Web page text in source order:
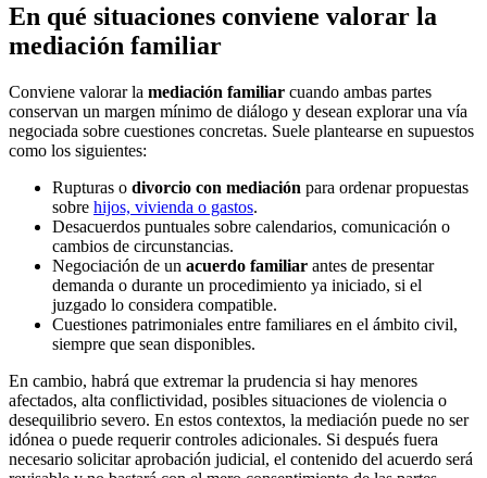
En qué situaciones conviene valorar la
mediación familiar
Conviene valorar la mediación familiar cuando ambas partes
conservan un margen mínimo de diálogo y desean explorar una vía
negociada sobre cuestiones concretas. Suele plantearse en supuestos
como los siguientes:
Rupturas o divorcio con mediación para ordenar propuestas
sobre hijos, vivienda o gastos.
Desacuerdos puntuales sobre calendarios, comunicación o
cambios de circunstancias.
Negociación de un acuerdo familiar antes de presentar
demanda o durante un procedimiento ya iniciado, si el
juzgado lo considera compatible.
Cuestiones patrimoniales entre familiares en el ámbito civil,
siempre que sean disponibles.
En cambio, habrá que extremar la prudencia si hay menores
afectados, alta conflictividad, posibles situaciones de violencia o
desequilibrio severo. En estos contextos, la mediación puede no ser
idónea o puede requerir controles adicionales. Si después fuera
necesario solicitar aprobación judicial, el contenido del acuerdo será